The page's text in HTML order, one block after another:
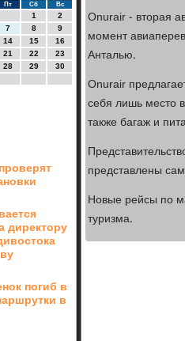
Пт Сб Вс
1
2
7 8
9
14 15
16
21 22
23
28 29
30
директору
погиб в
в
Onurair - вторая
момент
Анталью.
Onurair
себя лишь место
также багаж и
представлены
Новые рейсы по
туризма.